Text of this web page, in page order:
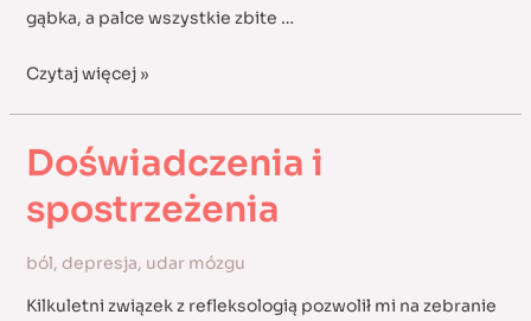
gąbka, a palce wszystkie zbite …
Zakochana
Czytaj więcej »
Doświadczenia i
spostrzeżenia
ból, depresja, udar mózgu
Kilkuletni związek z refleksologią pozwolił mi na zebranie